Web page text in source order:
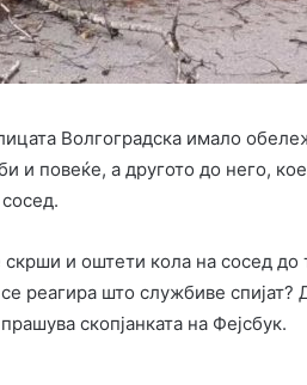
Волгоградска имало
и повеќе, а другото до него,
и оштети кола на сосед до
реагира што службиве спијат?
скопјанката на Фејсбук.